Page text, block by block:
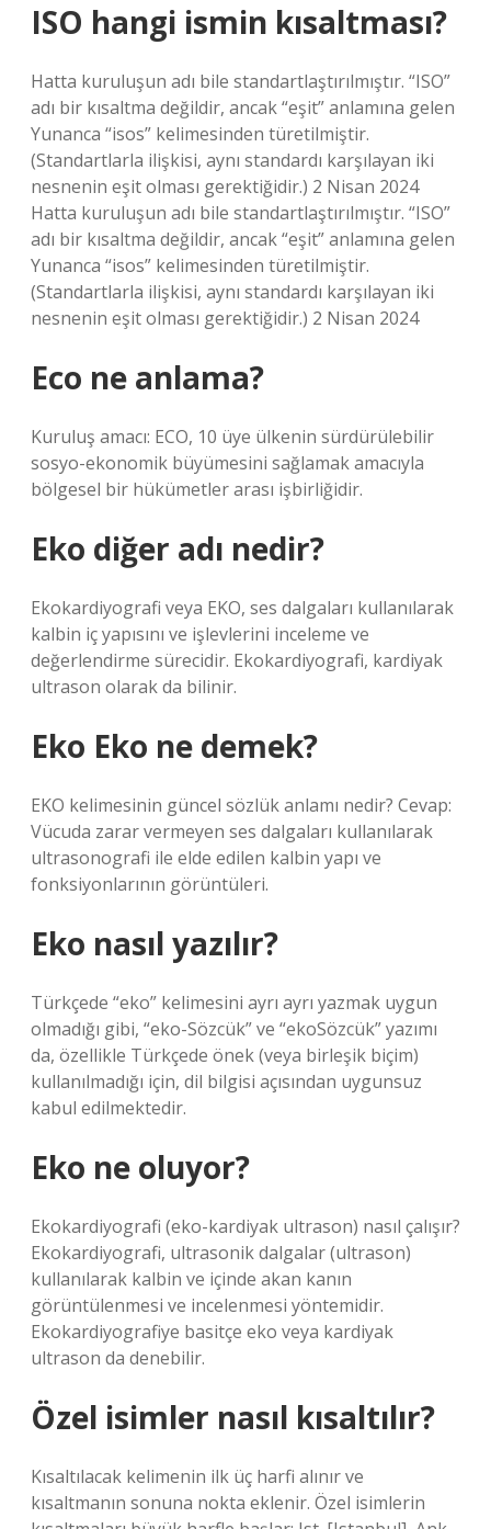
ISO hangi ismin kısaltması?
Hatta kuruluşun adı bile standartlaştırılmıştır. “ISO”
adı bir kısaltma değildir, ancak “eşit” anlamına gelen
Yunanca “isos” kelimesinden türetilmiştir.
(Standartlarla ilişkisi, aynı standardı karşılayan iki
nesnenin eşit olması gerektiğidir.) 2 Nisan 2024
Hatta kuruluşun adı bile standartlaştırılmıştır. “ISO”
adı bir kısaltma değildir, ancak “eşit” anlamına gelen
Yunanca “isos” kelimesinden türetilmiştir.
(Standartlarla ilişkisi, aynı standardı karşılayan iki
nesnenin eşit olması gerektiğidir.) 2 Nisan 2024
Eco ne anlama?
Kuruluş amacı: ECO, 10 üye ülkenin sürdürülebilir
sosyo-ekonomik büyümesini sağlamak amacıyla
bölgesel bir hükümetler arası işbirliğidir.
Eko diğer adı nedir?
Ekokardiyografi veya EKO, ses dalgaları kullanılarak
kalbin iç yapısını ve işlevlerini inceleme ve
değerlendirme sürecidir. Ekokardiyografi, kardiyak
ultrason olarak da bilinir.
Eko Eko ne demek?
EKO kelimesinin güncel sözlük anlamı nedir? Cevap:
Vücuda zarar vermeyen ses dalgaları kullanılarak
ultrasonografi ile elde edilen kalbin yapı ve
fonksiyonlarının görüntüleri.
Eko nasıl yazılır?
Türkçede “eko” kelimesini ayrı ayrı yazmak uygun
olmadığı gibi, “eko-Sözcük” ve “ekoSözcük” yazımı
da, özellikle Türkçede önek (veya birleşik biçim)
kullanılmadığı için, dil bilgisi açısından uygunsuz
kabul edilmektedir.
Eko ne oluyor?
Ekokardiyografi (eko-kardiyak ultrason) nasıl çalışır?
Ekokardiyografi, ultrasonik dalgalar (ultrason)
kullanılarak kalbin ve içinde akan kanın
görüntülenmesi ve incelenmesi yöntemidir.
Ekokardiyografiye basitçe eko veya kardiyak
ultrason da denebilir.
Özel isimler nasıl kısaltılır?
Kısaltılacak kelimenin ilk üç harfi alınır ve
kısaltmanın sonuna nokta eklenir. Özel isimlerin